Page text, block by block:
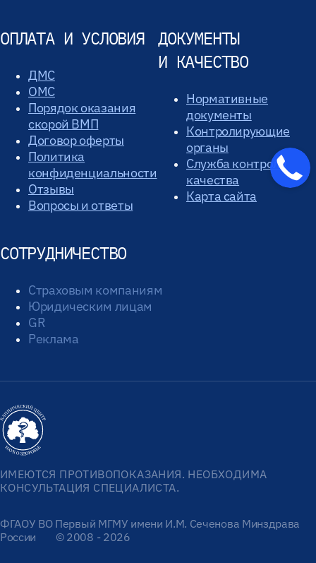
ОПЛАТА И УСЛОВИЯ
ДМС
ОМС
Порядок оказания
скорой ВМП
Договор оферты
Политика
конфиденциальности
Отзывы
Вопросы и ответы
ДОКУМЕНТЫ
И КАЧЕСТВО
Нормативные
документы
Контролирующие
органы
Служба контроля
качества
Карта сайта
СОТРУДНИЧЕСТВО
Страховым компаниям
Юридическим лицам
GR
Реклама
ИМЕЮТСЯ ПРОТИВОПОКАЗАНИЯ. НЕОБХОДИМА
КОНСУЛЬТАЦИЯ СПЕЦИАЛИСТА.
ФГАОУ ВО Первый МГМУ имени И.М. Сеченова Минздрава
России
© 2008 - 2026